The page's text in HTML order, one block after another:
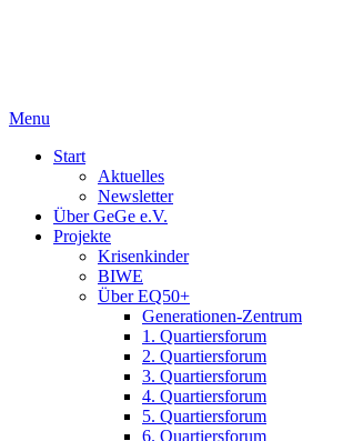
Menu
Start
Aktuelles
Newsletter
Über GeGe e.V.
Projekte
Krisenkinder
BIWE
Über EQ50+
Generationen-Zentrum
1. Quartiersforum
2. Quartiersforum
3. Quartiersforum
4. Quartiersforum
5. Quartiersforum
6. Quartiersforum